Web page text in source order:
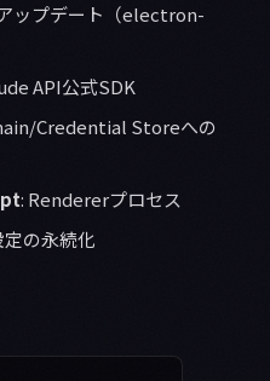
ップデート（electron-
API公式SDK
Credential Storeへの
: Rendererプロセス
の永続化